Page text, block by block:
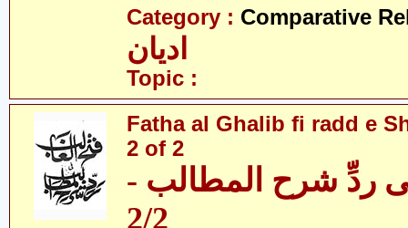
Category : Comparative
ادیان
Topic :
Fatha al Ghalib fi radd e
2 of 2
ردِّ شرح المطالب -
2/2